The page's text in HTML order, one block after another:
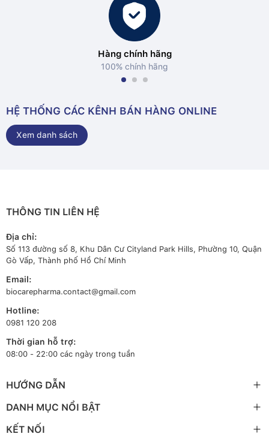
Hàng chính hãng
100% chính hãng
HỆ THỐNG CÁC KÊNH BÁN HÀNG ONLINE
Xem danh sách
THÔNG TIN LIÊN HỆ
Địa chỉ:
Số 113 đường số 8, Khu Dân Cư Cityland Park Hills, Phường 10, Quận
Gò Vấp, Thành phố Hồ Chí Minh
Email:
biocarepharma.contact@gmail.com
Hotline:
0981 120 208
Thời gian hỗ trợ:
08:00 - 22:00 các ngày trong tuần
HƯỚNG DẪN
DANH MỤC NỔI BẬT
KẾT NỐI